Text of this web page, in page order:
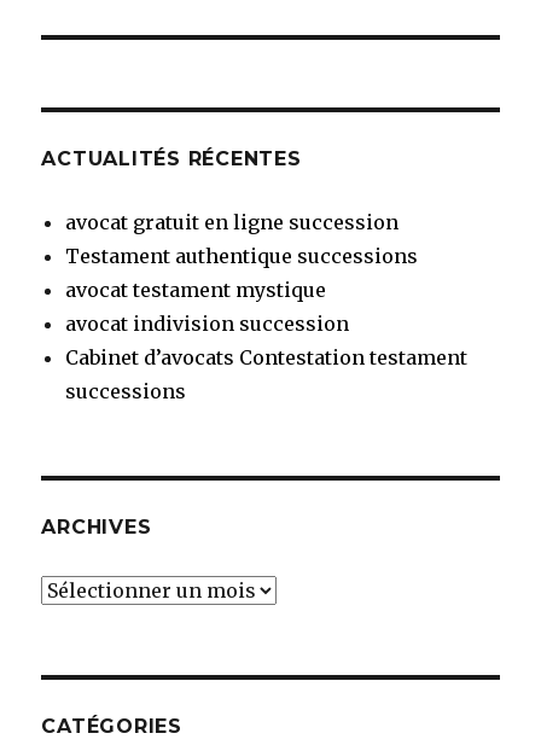
ACTUALITÉS RÉCENTES
avocat gratuit en ligne succession
Testament authentique successions
avocat testament mystique
avocat indivision succession
Cabinet d’avocats Contestation testament
successions
ARCHIVES
Archives
CATÉGORIES